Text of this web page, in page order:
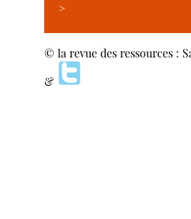
>
© la revue des ressources :
&